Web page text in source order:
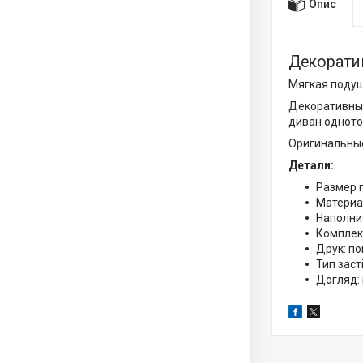
Опис
Мягкая
диван
Детали:
Размер
Друк:
Тип
Догляд: